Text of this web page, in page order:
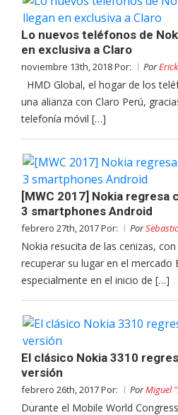
Lo nuevos teléfonos de
en exclusiva a Claro
noviembre 13th, 2018 Por: Por
HMD Global, el hogar de los
una alianza con Claro Perú,
telefonía móvil […]
[MWC 2017] Nokia regresa
3 smartphones Android
febrero 27th, 2017 Por: Por
Nokia resucita de las cenizas,
recuperar su lugar en el mercado
especialmente en el inicio de […]
El clásico Nokia 3310
versión
febrero 26th, 2017 Por: PorMiguel
Durante el Mobile World